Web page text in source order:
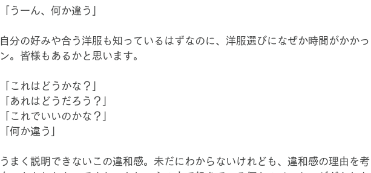
「うーん、何か違う」
自分の好みや合う洋服も知っているはずなのに、洋服選びになぜか時間がかか
ン。皆様もあるかと思います。
「これはどうかな？」
「あれはどうだろう？」
「これでいいのかな？」
「何か違う」
うまく説明できないこの違和感。未だにわからないけれども、違和感の理由を